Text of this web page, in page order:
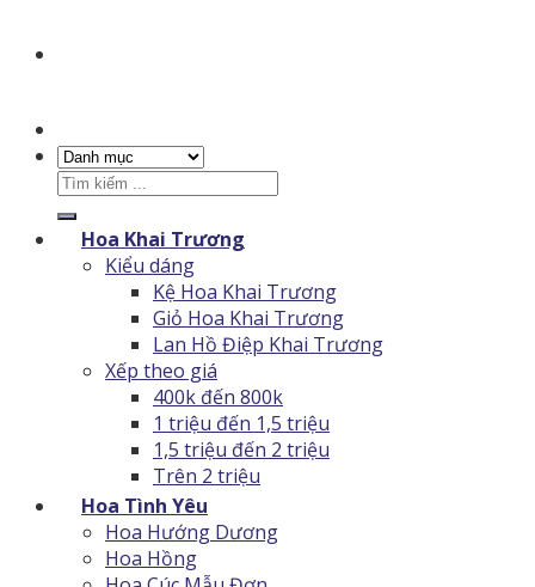
Tìm
kiếm:
Hoa Khai Trương
Kiểu dáng
Kệ Hoa Khai Trương
Giỏ Hoa Khai Trương
Lan Hồ Điệp Khai Trương
Xếp theo giá
400k đến 800k
1 triệu đến 1,5 triệu
1,5 triệu đến 2 triệu
Trên 2 triệu
Hoa Tình Yêu
Hoa Hướng Dương
Hoa Hồng